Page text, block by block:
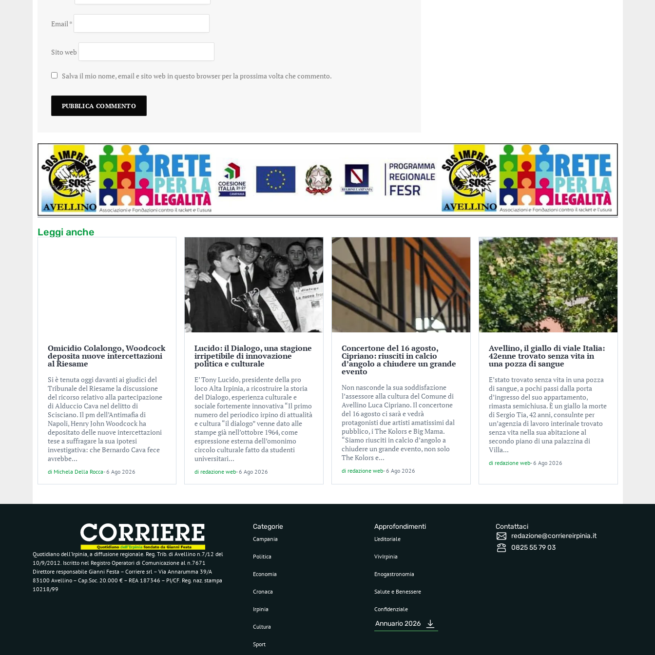
Email *
Sito web
Salva il mio nome, email e sito web in questo browser per la prossima volta che commento.
Leggi anche
Omicidio Colalongo, Woodcock
deposita nuove intercettazioni
al Riesame
Si è tenuta oggi davanti ai giudici del
Tribunale del Riesame la discussione
del ricorso relativo alla partecipazione
di Alduccio Cava nel delitto di
Scisciano. Il pm dell’Antimafia di
Napoli, Henry John Woodcock ha
depositato delle nuove intercettazioni
tese a suffragare la sua ipotesi
investigativa: che Bernardo Cava fece
avrebbe...
di Michela Della Rocca-6 Ago 2026
Lucido: il Dialogo, una stagione
irripetibile di innovazione
politica e culturale
E’ Tony Lucido, presidente della pro
loco Alta Irpinia, a ricostruire la storia
del Dialogo, esperienza culturale e
sociale fortemente innovativa “Il primo
numero del periodico irpino di attualità
e cultura “il dialogo” venne dato alle
stampe già nell’ottobre 1964, come
espressione esterna dell’omonimo
circolo culturale fatto da studenti
universitari...
di redazione web-6 Ago 2026
Concertone del 16 agosto,
Cipriano: riusciti in calcio
d’angolo a chiudere un grande
evento
Non nasconde la sua soddisfazione
l’assessore alla cultura del Comune di
Avellino Luca Cipriano. Il concertone
del 16 agosto ci sarà e vedrà
protagonisti due artisti amatissimi dal
pubblico, i The Kolors e Big Mama.
“Siamo riusciti in calcio d’angolo a
chiudere un grande evento, non solo
The Kolors e...
di redazione web-6 Ago 2026
Avellino, il giallo di viale Italia:
42enne trovato senza vita in
una pozza di sangue
E’stato trovato senza vita in una pozza
di sangue, a pochi passi dalla porta
d’ingresso del suo appartamento,
rimasta semichiusa. È un giallo la morte
di Sergio Tia, 42 anni, consulnte per
un’agenzia di lavoro interinale trovato
senza vita nella sua abitazione al
secondo piano di una palazzina di
Villa...
di redazione web-6 Ago 2026
Quotidiano dell’Irpinia, a diffusione regionale. Reg. Trib. di Avellino n.7/12 del
10/9/2012. Iscritto nel Registro Operatori di Comunicazione al n.7671
Direttore responsabile Gianni Festa – Corriere srl – Via Annarumma 39/A
83100 Avellino – Cap.Soc. 20.000 € – REA 187346 – PI/CF. Reg. naz. stampa
10218/99
Categorie
Campania
Politica
Economia
Cronaca
Irpinia
Cultura
Sport
Approfondimenti
L’editoriale
VivIrpinia
Enogastronomia
Salute e Benessere
Confidenziale
Annuario 2026
Contattaci
redazione@corriereirpinia.it
0825 55 79 03